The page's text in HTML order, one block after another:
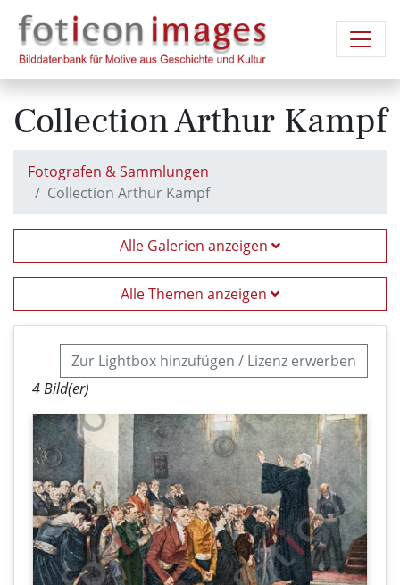
Collection Arthur Kampf
Fotografen & Sammlungen
Collection Arthur Kampf
Alle Galerien anzeigen
Alle Themen anzeigen
Zur Lightbox hinzufügen / Lizenz erwerben
4 Bild(er)